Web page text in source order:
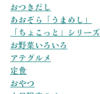
おつきだし
あおぞら「うまめし」
「ちょこっと」シリーズ
お野菜いろいろ
アテグルメ
定食
おやつ